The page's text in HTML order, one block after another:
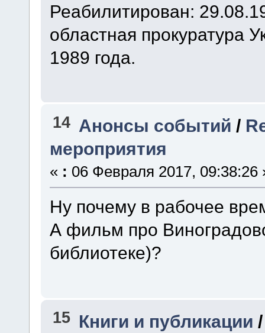
Реабилитирован:
областная прокуратура
1989 года.
14 Анонсы событий /
мероприятия
« : 06 Февраля 2017, 09:38:26
Ну почему в рабочее
А фильм про
библиотеке)?
15 Книги и публикации